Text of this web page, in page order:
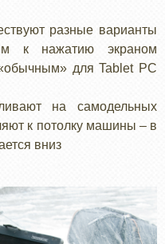
разные варианты
к нажатию экраном
для Tablet PC
на самодельных
к потолку машины – в
вниз